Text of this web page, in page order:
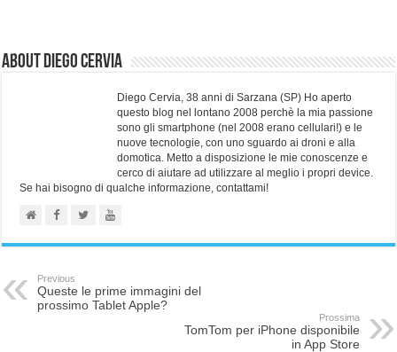
About Diego Cervia
Diego Cervia, 38 anni di Sarzana (SP) Ho aperto
questo blog nel lontano 2008 perchè la mia passione
sono gli smartphone (nel 2008 erano cellulari!) e le
nuove tecnologie, con uno sguardo ai droni e alla
domotica. Metto a disposizione le mie conoscenze e
cerco di aiutare ad utilizzare al meglio i propri device.
Se hai bisogno di qualche informazione, contattami!
Previous
Queste le prime immagini del
prossimo Tablet Apple?
Prossima
TomTom per iPhone disponibile
in App Store